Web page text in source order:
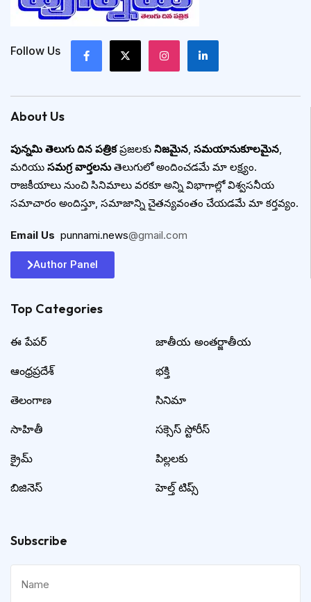
Follow Us
About Us
పున్నమి తెలుగు దిన పత్రికప్రజలకు నిజమైన సమయానుకూలమైన
మరియు సమగ్ర వార్తలనుతెలుగులో అందించడమే మా లక్ష్యం.
రాజకీయాలు నుంచి సినిమాలు వరకూ అన్ని విభాగాల్లో విశ్వసనీయ
సమాచారం అందిస్తూ, సమాజాన్ని చైతన్యవంతం చేయడమే మా కర్తవ్యం.
Email Us punnami.news@gmail.com
Author Panel
Top Categories​
ఈ పేపర్
ఆంధ్రప్రదేశ్
తెలంగాణ
సాహితీ
క్రైమ్
బిజినెస్
జాతీయ అంతర్జాతీయ
భక్తి
సినిమా
సక్సెస్ స్టోరీస్
పిల్లలకు
హెల్త్ టిప్స్
Subscribe